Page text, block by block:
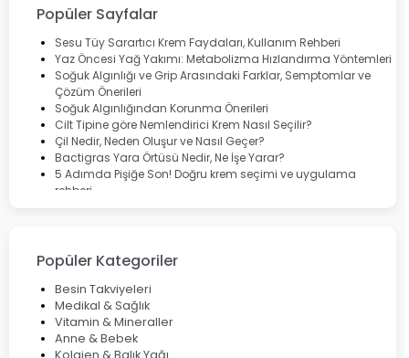
Lansinoh
Cebrolux
Dermoskin
Marvis
Rcfarma
Popüler Sayfalar
Sesu Tüy Sarartıcı Krem Faydaları, Kullanım Rehberi
Yaz Öncesi Yağ Yakımı: Metabolizma Hızlandırma Yöntemleri
Soğuk Algınlığı ve Grip Arasındaki Farklar, Semptomlar ve
Çözüm Önerileri
Soğuk Algınlığından Korunma Önerileri
Cilt Tipine göre Nemlendirici Krem Nasıl Seçilir?
Çil Nedir, Neden Oluşur ve Nasıl Geçer?
Bactigras Yara Örtüsü Nedir, Ne İşe Yarar?
5 Adımda Pişiğe Son! Doğru krem seçimi ve uygulama
rehberi
Çözüm Yolları
Bocavirüs Enfeksiyonu Hakkında Bilmeniz Gerekenler
Deep Flex Topraklama Matı Nedir? Detaylı Rehber
Mumiyo Nedir? Faydaları ve Kullanım Alanları Nelerdir?
Popüler Kategoriler
Besin Takviyeleri
Medikal & Sağlık
Vitamin & Mineraller
Anne & Bebek
Kolajen & Balık Yağı